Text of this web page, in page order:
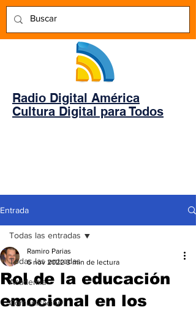
Radio Digital América
Cultura Digital para Todos
Entrada
Todas las entradas
Academia
Comunicación
Todas las entradas
Rol de la educación
emocional en los
Ramiro Parias
6 nov 2022 3 min de lectura